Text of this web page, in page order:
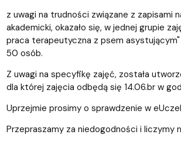
z uwagi na trudności związane z zapisami
akademicki, okazało się, w jednej grupie
praca terapeutyczna z psem
50 osób.
Z uwagi na specyfikę zajęć, została
dla której zajęcia odbędą się 14.06.br w
Uprzejmie prosimy o sprawdzenie w
Przepraszamy za niedogodności i liczymy